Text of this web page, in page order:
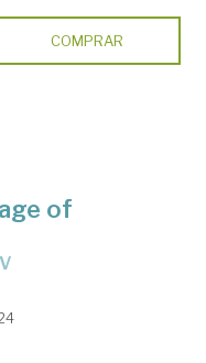
COMPRAR
of